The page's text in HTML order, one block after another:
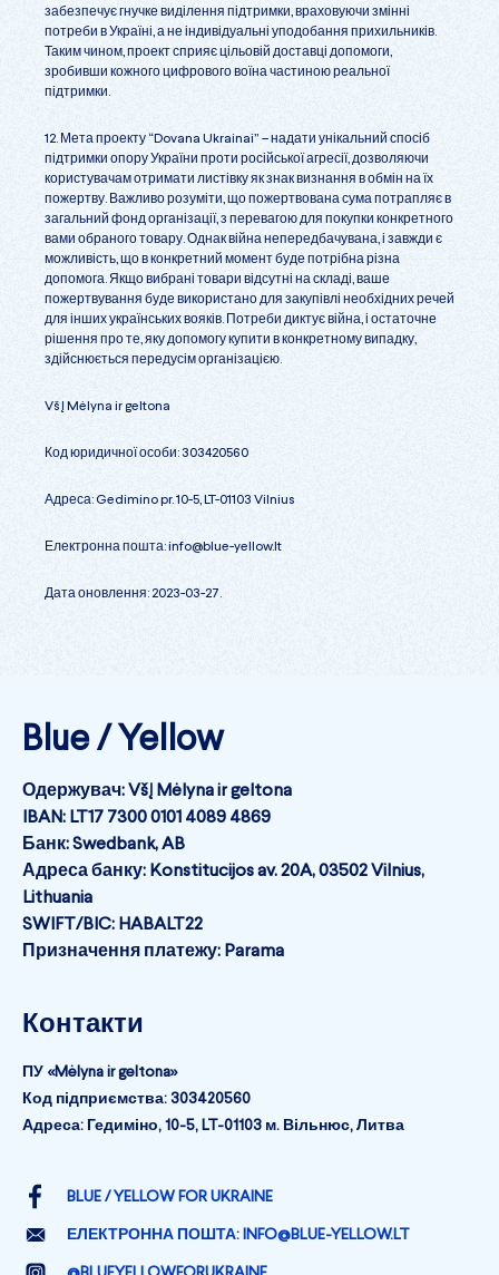
забезпечує гнучке виділення підтримки, враховуючи змінні
потреби в Україні, а не індивідуальні уподобання прихильників.
Таким чином, проект сприяє цільовій доставці допомоги,
зробивши кожного цифрового воїна частиною реальної
підтримки.
12. Мета проекту “Dovana Ukrainai” – надати унікальний спосіб
підтримки опору України проти російської агресії, дозволяючи
користувачам отримати листівку як знак визнання в обмін на їх
пожертву. Важливо розуміти, що пожертвована сума потрапляє в
загальний фонд організації, з перевагою для покупки конкретного
вами обраного товару. Однак війна непередбачувана, і завжди є
можливість, що в конкретний момент буде потрібна різна
допомога. Якщо вибрані товари відсутні на складі, ваше
пожертвування буде використано для закупівлі необхідних речей
для інших українських вояків. Потреби диктує війна, і остаточне
рішення про те, яку допомогу купити в конкретному випадку,
здійснюється передусім організацією.
VšĮ Mėlyna ir geltona
Код юридичної особи: 303420560
Адреса: Gedimino pr. 10-5, LT-01103 Vilnius
Електронна пошта:info@blue-yellow.lt
Дата оновлення: 2023-03-27.
Blue / Yellow
Одержувач: VšĮ Mėlyna ir geltona
IBAN: LT17 7300 0101 4089 4869
Банк: Swedbank, AB
Адреса банку: Konstitucijos av. 20A, 03502 Vilnius,
Lithuania
SWIFT/BIC: HABALT22
Призначення платежу: Parama
Контакти
ПУ «Mėlyna ir geltona»
Код підприємства: 303420560
Адреса: Гедиміно, 10-5, LT-01103 м. Вільнюс, Литва
BLUE / YELLOW FOR UKRAINE
ЕЛЕКТРОННА ПОШТА: INFO@BLUE-YELLOW.LT